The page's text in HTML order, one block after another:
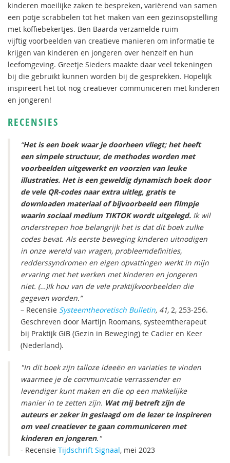
kinderen moeilijke zaken te bespreken, variërend van samen
een potje scrabbelen tot het maken van een gezinsopstelling
met koffiebekertjes. Ben Baarda verzamelde ruim
vijftig voorbeelden van creatieve manieren om informatie te
krijgen van kinderen en jongeren over henzelf en hun
leefomgeving. Greetje Sieders maakte daar veel tekeningen
bij die gebruikt kunnen worden bij de gesprekken. Hopelijk
inspireert het tot nog creatiever communiceren met kinderen
en jongeren!
RECENSIES
“Het is een boek waar je doorheen vliegt; het heeft
een simpele structuur, de methodes worden met
voorbeelden uitgewerkt en voorzien van leuke
illustraties. Het is een geweldig dynamisch boek door
de vele QR-codes naar extra uitleg, gratis te
downloaden materiaal of bijvoorbeeld een filmpje
waarin sociaal medium TIKTOK wordt uitgelegd. Ik wil
onderstrepen hoe belangrijk het is dat dit boek zulke
codes bevat. Als eerste beweging kinderen uitnodigen
in onze wereld van vragen, probleemdefinities,
redderssyndromen en eigen opvattingen werkt in mijn
ervaring met het werken met kinderen en jongeren
niet. (…)Ik hou van de vele praktijkvoorbeelden die
gegeven worden.”
– Recensie Systeemtheoretisch Bulletin, 41, 2, 253-256.
Geschreven door Martijn Roomans, systeemtherapeut
bij Praktijk GiB (Gezin in Beweging) te Cadier en Keer
(Nederland).
"In dit boek zijn talloze ideeën en variaties te vinden
waarmee je de communicatie verrassender en
levendiger kunt maken en die op een makkelijke
manier in te zetten zijn. Wat mij betreft zijn de
auteurs er zeker in geslaagd om de lezer te inspireren
om veel creatiever te gaan communiceren met
kinderen en jongeren."
- Recensie Tijdschrift Signaal, mei 2023